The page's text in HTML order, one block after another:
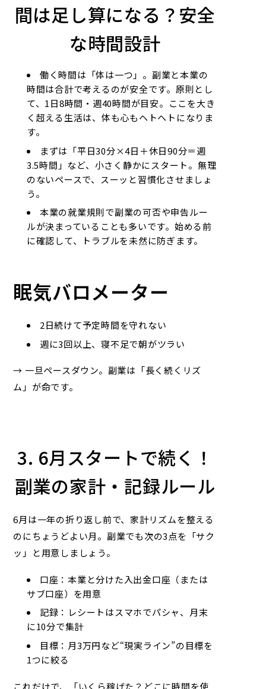
間は足し算になる？安全
な時間設計
働く時間は「体は一つ」。副業と本業の
時間は合計で考えるのが安全です。原則とし
て、1日8時間・週40時間が目安。ここを大き
く超える生活は、体も心もヘトヘトになりま
す。
まずは「平日30分×4日＋休日90分＝週
3.5時間」など、小さく静かにスタート。無理
のないペースで、スーッと習慣化させましょ
う。
本業の就業規則で副業の可否や申告ルー
ルが決まっていることも多いです。始める前
に確認して、トラブルを未然に防ぎます。
眠気バロメーター
2日続けて予定時間を守れない
週に3回以上、寝不足で朝がツラい
→ 一旦ペースダウン。副業は「長く続くリズ
ム」が命です。
3. 6月スタートで続く！
副業の家計・記録ルール
6月は一年の折り返し前で、家計リズムを整える
のにちょうどよい月。副業でも次の3点を「サク
ッ」と用意しましょう。
口座：本業と分けた入出金口座（または
サブ口座）を用意
記録：レシートはスマホでパシャ、月末
に10分で集計
目標：月3万円など“現実ライン”の目標を
1つに絞る
これだけで、「いくら稼げた？どこに時間を使